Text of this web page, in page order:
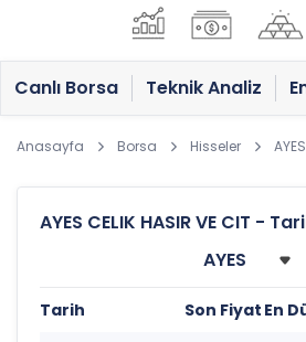
Canlı Borsa Teknik Analiz
Anasayfa Borsa Hisseler
AYES CELIK HASIR VE CIT -
Tarih Son Fiyat En